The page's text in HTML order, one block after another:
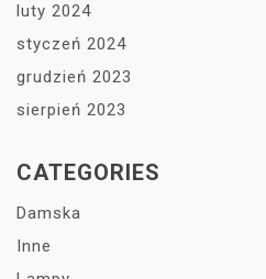
luty 2024
styczeń 2024
grudzień 2023
sierpień 2023
CATEGORIES
Damska
Inne